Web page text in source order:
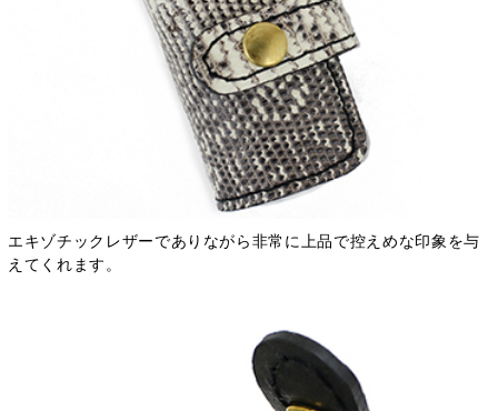
エキゾチックレザーでありながら非常に上品で控えめな印象を与
えてくれます。